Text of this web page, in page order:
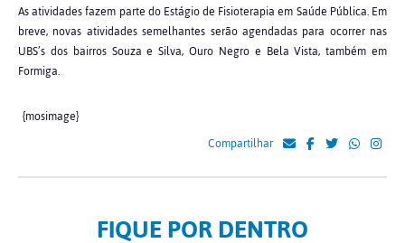
As atividades fazem parte do Estágio de Fisioterapia em Saúde Pública. Em
breve, novas atividades semelhantes serão agendadas para ocorrer nas
UBS’s dos bairros Souza e Silva, Ouro Negro e Bela Vista, também em
Formiga.
{mosimage}
Compartilhar
FIQUE POR DENTRO